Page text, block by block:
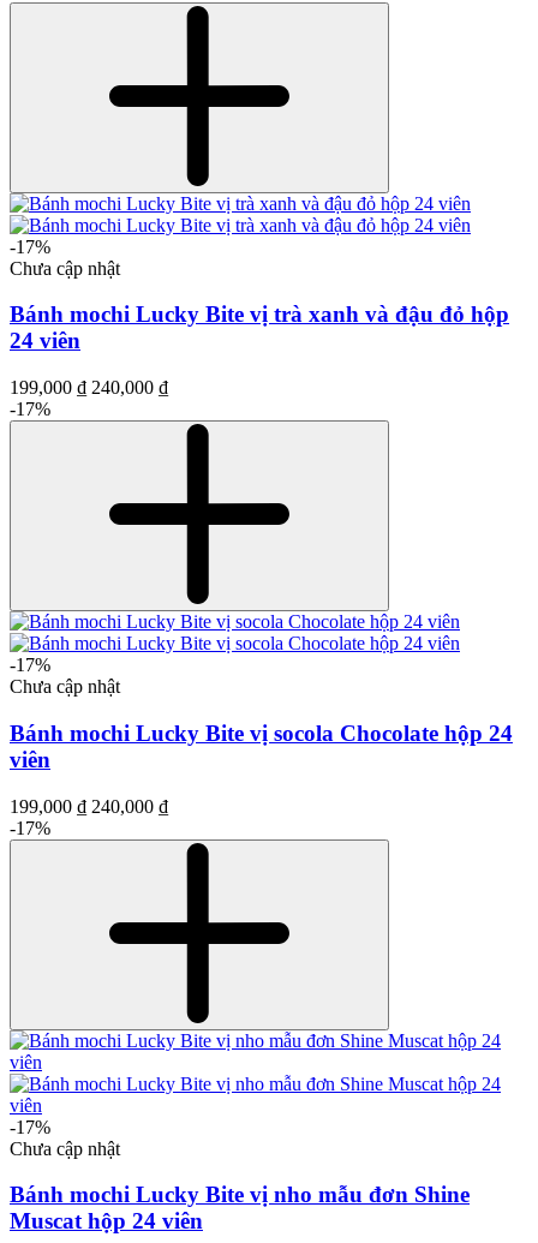
-17%
Chưa cập nhật
Bánh mochi Lucky Bite vị trà xanh và đậu đỏ hộp
24 viên
199,000 ₫ 240,000 ₫
-17%
-17%
Chưa cập nhật
Bánh mochi Lucky Bite vị socola Chocolate hộp 24
viên
199,000 ₫ 240,000 ₫
-17%
-17%
Chưa cập nhật
Bánh mochi Lucky Bite vị nho mẫu đơn Shine
Muscat hộp 24 viên